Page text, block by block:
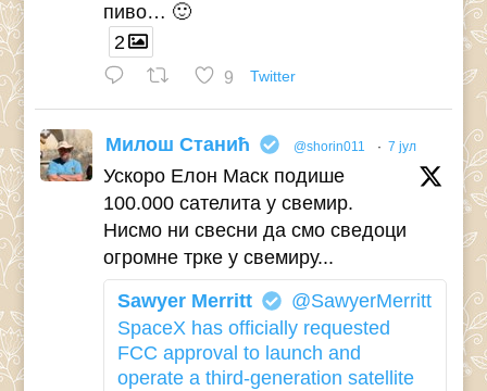
пиво… 🙂
2
9 Twitter
Милош Станић @shorin011 · 7 јул
Ускоро Елон Маск подише
100.000 сателита у свемир.
Нисмо ни свесни да смо сведоци
огромне трке у свемиру...
Sawyer Merritt
@SawyerMerritt
SpaceX has officially requested
FCC approval to launch and
operate a third-generation satellite